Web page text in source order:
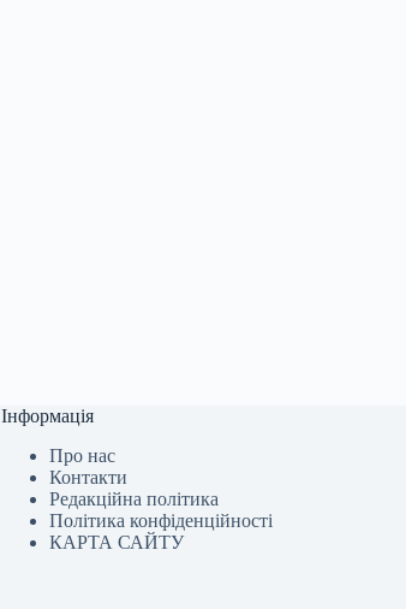
Інформація
Про нас
Контакти
Редакційна політика
Політика конфіденційності
КАРТА САЙТУ